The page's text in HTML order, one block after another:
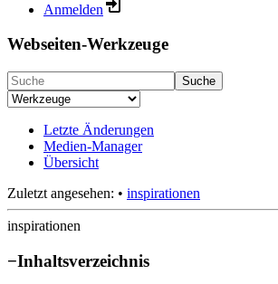
Anmelden
Webseiten-Werkzeuge
Suche
Letzte Änderungen
Medien-Manager
Übersicht
Zuletzt angesehen: • inspirationen
inspirationen
−Inhaltsverzeichnis